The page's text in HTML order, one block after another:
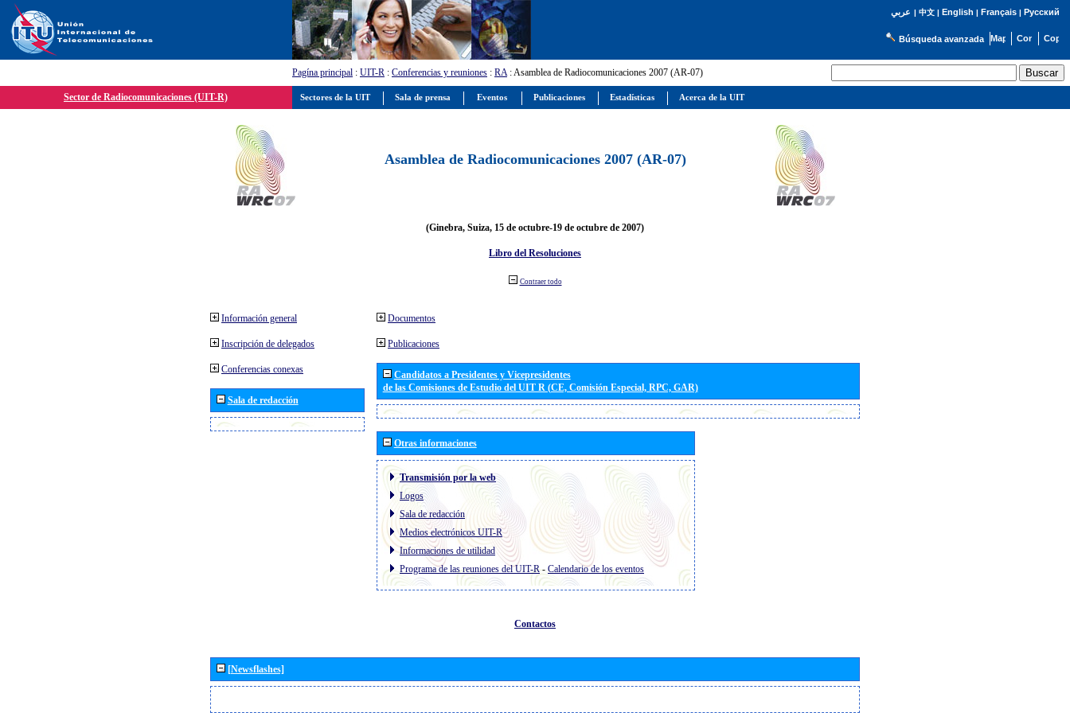
عربي | 中文| English | Français| Русский
Búsqueda avanzada
Pagína principal : UIT-R : Conferencias y reuniones : RA: Asamblea de Radiocomunicaciones 2007 (AR-07)
Sector de Radiocomunicaciones (UIT-R)
Asamblea de Radiocomunicaciones 2007 (AR-07)
(Ginebra, Suiza, 15 de octubre-19 de octubre de 2007)
Libro del Resoluciones
Contraer todo
Información general
Inscripción de delegados
Conferencias conexas
Sala de redacción
Documentos
Publicaciones
Candidatos a Presidentes y Vicepresidentes
de las Comisiones de Estudio del UIT R (CE, Comisión Especial, RPC, GAR)
Otras informaciones
Transmisión por la web
Logos
Sala de redacción
Medios electrónicos UIT-R
Informaciones de utilidad
Programa de las reuniones del UIT-R- Calendario de los eventos
Contactos
[Newsflashes]
Sectores de la UIT Sala de prensa Eventos Publicaciones Estadísticas Acerca de la UIT